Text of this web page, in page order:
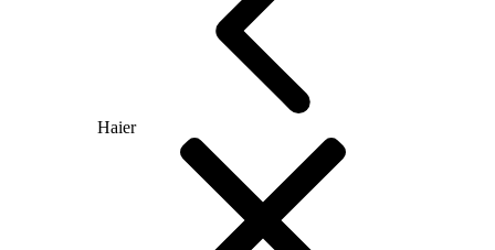
Haier